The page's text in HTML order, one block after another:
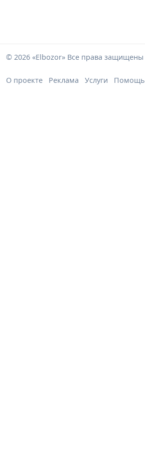
© 2026 «Elbozor» Все права защищены
О проекте Реклама Услуги Помощь